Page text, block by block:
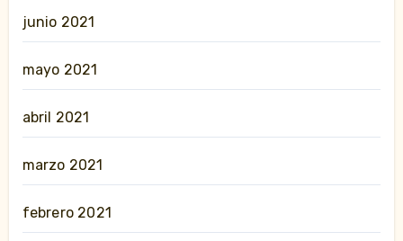
junio 2021
mayo 2021
abril 2021
marzo 2021
febrero 2021